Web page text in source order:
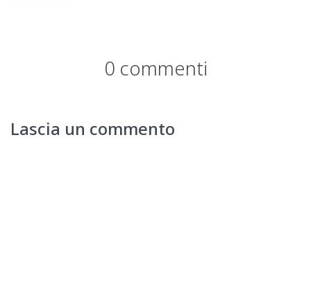
0 commenti
Lascia un commento